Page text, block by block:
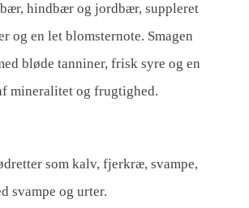
hindbær og jordbær, suppleret
og en let blomsternote. Smagen
bløde tanniner, frisk syre og en
mineralitet og frugtighed.
som kalv, fjerkræ, svampe,
svampe og urter.